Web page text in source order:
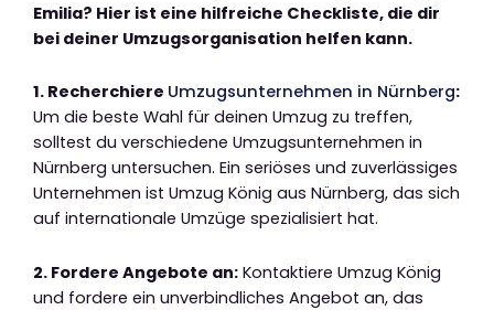
Emilia? Hier ist eine hilfreiche Checkliste, die dir
bei deiner Umzugsorganisation helfen kann.
1. Recherchiere Umzugsunternehmen in Nürnberg:
Um die beste Wahl für deinen Umzug zu treffen,
solltest du verschiedene Umzugsunternehmen in
Nürnberg untersuchen. Ein seriöses und zuverlässiges
Unternehmen ist Umzug König aus Nürnberg, das sich
auf internationale Umzüge spezialisiert hat.
2. Fordere Angebote an: Kontaktiere Umzug König
und fordere ein unverbindliches Angebot an, das